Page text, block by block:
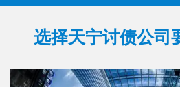
选择天宁讨债公司